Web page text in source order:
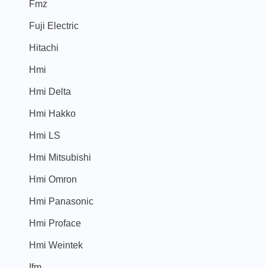
Fmz
Fuji Electric
Hitachi
Hmi
Hmi Delta
Hmi Hakko
Hmi LS
Hmi Mitsubishi
Hmi Omron
Hmi Panasonic
Hmi Proface
Hmi Weintek